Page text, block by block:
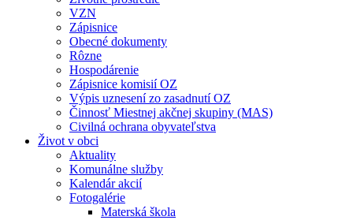
VZN
Zápisnice
Obecné dokumenty
Rôzne
Hospodárenie
Zápisnice komisií OZ
Výpis uznesení zo zasadnutí OZ
Činnosť Miestnej akčnej skupiny (MAS)
Civilná ochrana obyvateľstva
Život v obci
Aktuality
Komunálne služby
Kalendár akcií
Fotogalérie
Materská škola